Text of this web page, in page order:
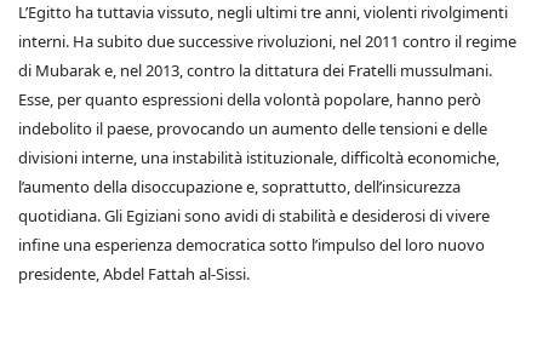
L’Egitto ha tuttavia vissuto, negli ultimi tre anni, violenti rivolgimenti
interni. Ha subito due successive rivoluzioni, nel 2011 contro il regime
di Mubarak e, nel 2013, contro la dittatura dei Fratelli mussulmani.
Esse, per quanto espressioni della volontà popolare, hanno però
indebolito il paese, provocando un aumento delle tensioni e delle
divisioni interne, una instabilità istituzionale, difficoltà economiche,
l’aumento della disoccupazione e, soprattutto, dell’insicurezza
quotidiana. Gli Egiziani sono avidi di stabilità e desiderosi di vivere
infine una esperienza democratica sotto l’impulso del loro nuovo
presidente, Abdel Fattah al-Sissi.